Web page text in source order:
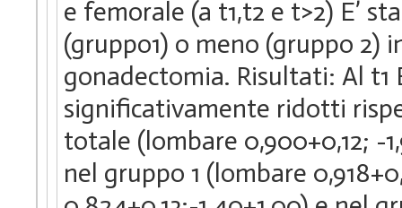
e femorale (a t1,t2 e t>2) E’
(gruppo1) o meno (gruppo 2)
gonadectomia. Risultati: Al
significativamente ridotti
totale (lombare 0,900+0,12; -
nel gruppo 1 (lombare